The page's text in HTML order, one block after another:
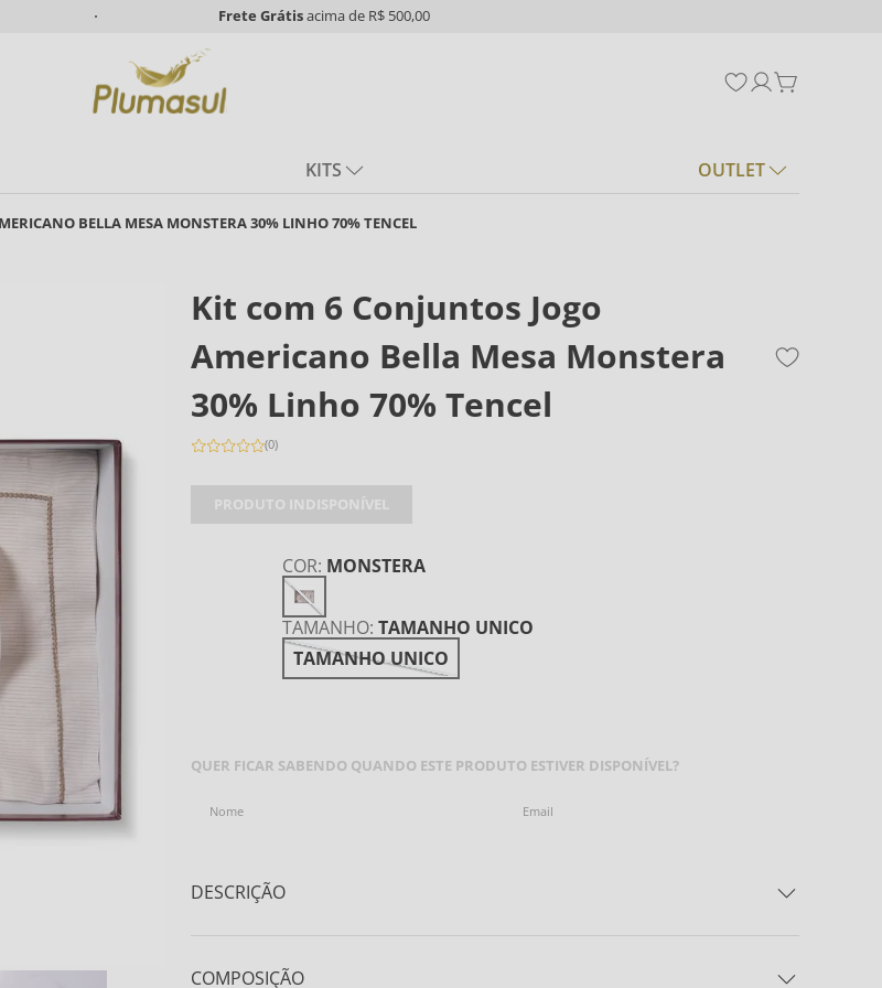
Frete Grátisacima de R$ 500,00
KITS OUTLET
BELLA MESA MONSTERA 30% LINHO 70% TENCEL
Kit com 6 Conjuntos Jogo
Americano Bella Mesa Monstera
30% Linho 70% Tencel
(0)
PRODUTO INDISPONÍVEL
COR: MONSTERA
TAMANHO: TAMANHO UNICO
TAMANHO UNICO
QUER FICAR SABENDO QUANDO ESTE PRODUTO ESTIVER DISPONÍVEL?
DESCRIÇÃO
Kit com 6 Conjuntos Jogo Americano Bella Mesa Monstera 30% Linho 70% Tencel
COMPOSIÇÃO